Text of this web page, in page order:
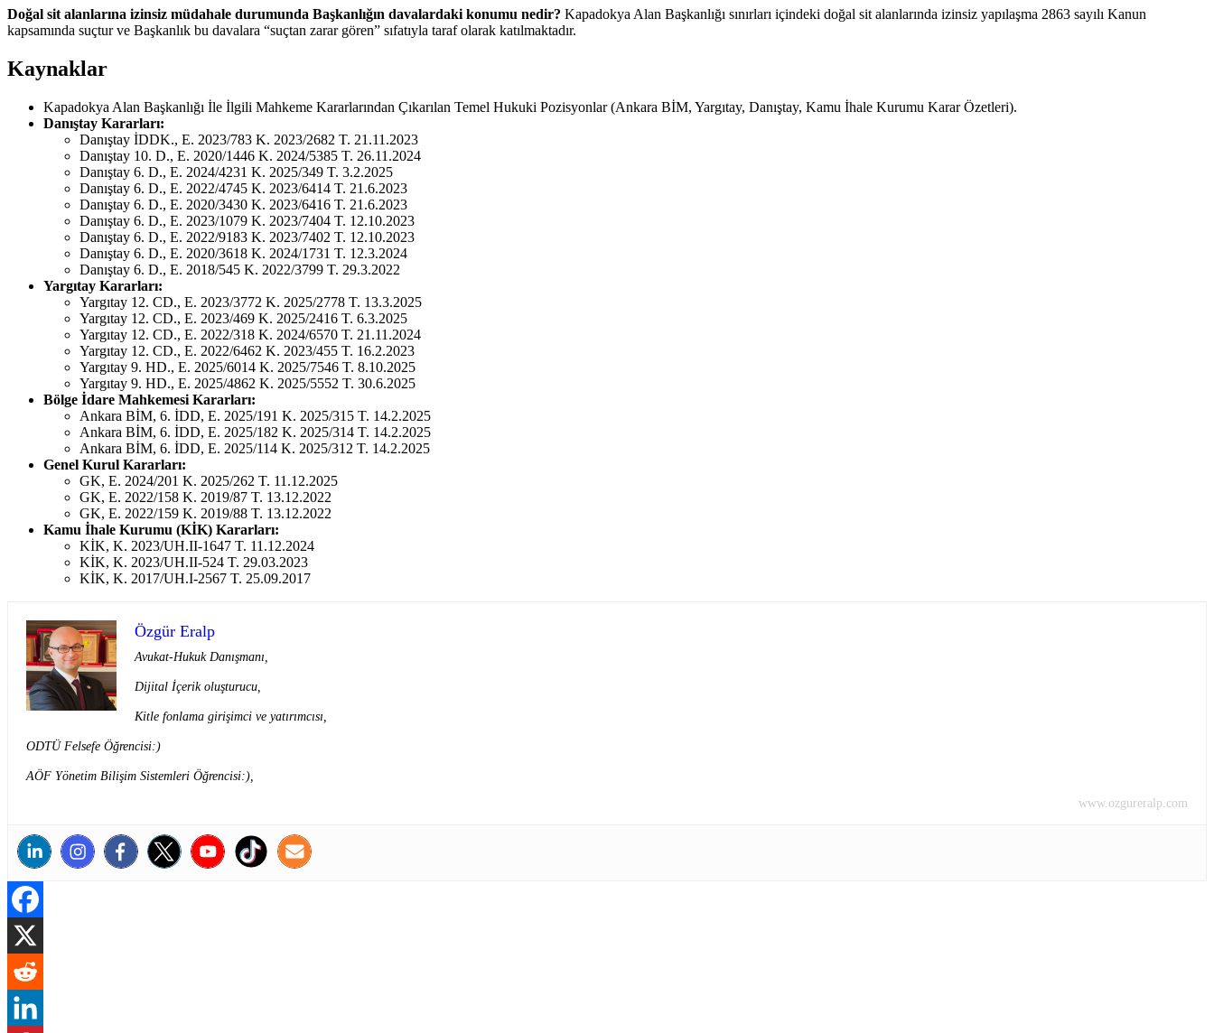
Doğal sit alanlarına izinsiz müdahale durumunda Başkanlığın davalardaki konumu nedir? Kapadokya Alan Başkanlığı sınırları içindeki doğal sit alanlarında izinsiz yapılaşma 2863 sayılı Kanun
kapsamında suçtur ve Başkanlık bu davalara “suçtan zarar gören” sıfatıyla taraf olarak katılmaktadır.
Kaynaklar
Kapadokya Alan Başkanlığı İle İlgili Mahkeme Kararlarından Çıkarılan Temel Hukuki Pozisyonlar (Ankara BİM, Yargıtay, Danıştay, Kamu İhale Kurumu Karar Özetleri).
Danıştay Kararları:
Danıştay İDDK., E. 2023/783 K. 2023/2682 T. 21.11.2023
Danıştay 10. D., E. 2020/1446 K. 2024/5385 T. 26.11.2024
Danıştay 6. D., E. 2024/4231 K. 2025/349 T. 3.2.2025
Danıştay 6. D., E. 2022/4745 K. 2023/6414 T. 21.6.2023
Danıştay 6. D., E. 2020/3430 K. 2023/6416 T. 21.6.2023
Danıştay 6. D., E. 2023/1079 K. 2023/7404 T. 12.10.2023
Danıştay 6. D., E. 2022/9183 K. 2023/7402 T. 12.10.2023
Danıştay 6. D., E. 2020/3618 K. 2024/1731 T. 12.3.2024
Danıştay 6. D., E. 2018/545 K. 2022/3799 T. 29.3.2022
Yargıtay Kararları:
Yargıtay 12. CD., E. 2023/3772 K. 2025/2778 T. 13.3.2025
Yargıtay 12. CD., E. 2023/469 K. 2025/2416 T. 6.3.2025
Yargıtay 12. CD., E. 2022/318 K. 2024/6570 T. 21.11.2024
Yargıtay 12. CD., E. 2022/6462 K. 2023/455 T. 16.2.2023
Yargıtay 9. HD., E. 2025/6014 K. 2025/7546 T. 8.10.2025
Yargıtay 9. HD., E. 2025/4862 K. 2025/5552 T. 30.6.2025
Bölge İdare Mahkemesi Kararları:
Ankara BİM, 6. İDD, E. 2025/191 K. 2025/315 T. 14.2.2025
Ankara BİM, 6. İDD, E. 2025/182 K. 2025/314 T. 14.2.2025
Ankara BİM, 6. İDD, E. 2025/114 K. 2025/312 T. 14.2.2025
Genel Kurul Kararları:
GK, E. 2024/201 K. 2025/262 T. 11.12.2025
GK, E. 2022/158 K. 2019/87 T. 13.12.2022
GK, E. 2022/159 K. 2019/88 T. 13.12.2022
Kamu İhale Kurumu (KİK) Kararları:
KİK, K. 2023/UH.II-1647 T. 11.12.2024
KİK, K. 2023/UH.II-524 T. 29.03.2023
KİK, K. 2017/UH.I-2567 T. 25.09.2017
Özgür Eralp
Avukat-Hukuk Danışmanı,
Dijital İçerik oluşturucu,
Kitle fonlama girişimci ve yatırımcısı,
ODTÜ Felsefe Öğrencisi:)
AÖF Yönetim Bilişim Sistemleri Öğrencisi:),
www.ozgureralp.com